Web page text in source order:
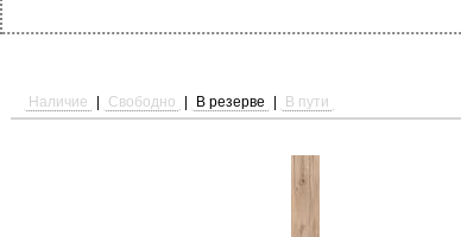
Наличие Свободно В резерве В пути